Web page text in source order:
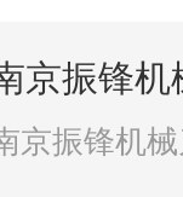
京振锋机
京振锋机